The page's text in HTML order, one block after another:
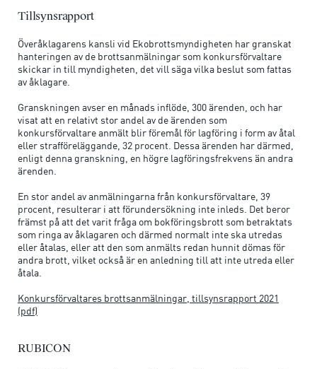
Tillsynsrapport
Överåklagarens kansli vid Ekobrottsmyndigheten har granskat
hanteringen av de brottsanmälningar som konkursförvaltare
skickar in till myndigheten, det vill säga vilka beslut som fattas
av åklagare.
Granskningen avser en månads inflöde, 300 ärenden, och har
visat att en relativt stor andel av de ärenden som
konkursförvaltare anmält blir föremål för lagföring i form av åtal
eller strafföreläggande, 32 procent. Dessa ärenden har därmed,
enligt denna granskning, en högre lagföringsfrekvens än andra
ärenden.
En stor andel av anmälningarna från konkursförvaltare, 39
procent, resulterar i att förundersökning inte inleds. Det beror
främst på att det varit fråga om bokföringsbrott som betraktats
som ringa av åklagaren och därmed normalt inte ska utredas
eller åtalas, eller att den som anmälts redan hunnit dömas för
andra brott, vilket också är en anledning till att inte utreda eller
åtala.
Konkursförvaltares brottsanmälningar, tillsynsrapport 2021
(pdf)
RUBICON